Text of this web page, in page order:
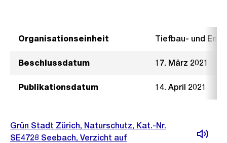
Organisationseinheit Tiefbau- und
Beschlussdatum 17. März 2021
Publikationsdatum 14. April 2021
Grün Stadt Zürich, Naturschutz, Kat.-Nr.
SE4728 Seebach, Verzicht auf